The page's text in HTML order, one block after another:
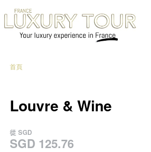
首頁
Louvre & Wine
從 SGD
SGD 125.76